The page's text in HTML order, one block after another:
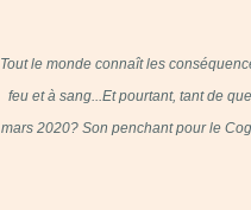
Tout le monde connaît les
feu et à sang... Et pourtant, tant de
mars 2020? Son penchant pour le